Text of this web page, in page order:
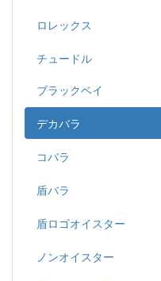
ロレックス
チュードル
ブラックベイ
デカバラ
コバラ
盾バラ
盾ロゴオイスター
ノンオイスター